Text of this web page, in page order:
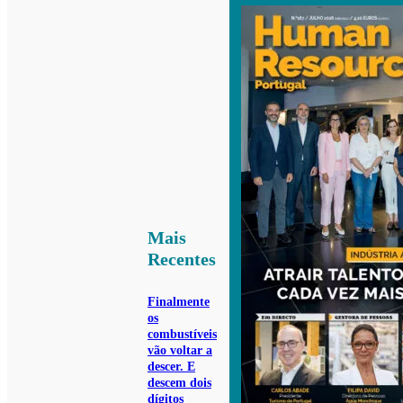
Mais
Recentes
Finalmente
os
combustíveis
vão voltar a
descer. E
descem dois
dígitos